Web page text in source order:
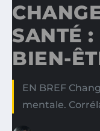
SANTÉ :
BIEN-
EN BREF
mentale.